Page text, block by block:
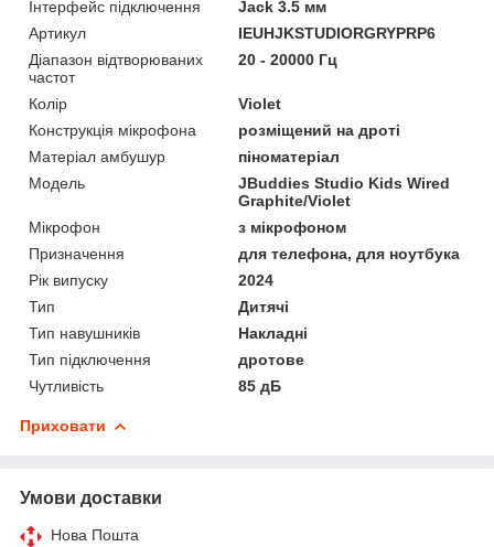
Інтерфейс підключення
Jack 3.5 мм
Артикул
IEUHJKSTUDIORGRYPRP6
Діапазон відтворюваних
частот
20 - 20000 Гц
Колір
Violet
Конструкція мікрофона
розміщений на дроті
Матеріал амбушур
піноматеріал
Мoдель
JBuddies Studio Kids Wired
Graphite/Violet
Мікрофон
з мікрофоном
Призначення
для телефона, для ноутбука
Рік випуску
2024
Тип
Дитячі
Тип навушників
Накладні
Тип підключення
дротове
Чутливість
85 дБ
Приховати
Умови доставки
Нова Пошта